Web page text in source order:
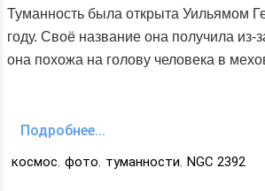
Туманность была открыта Уильямом
году. Своё название она получила из-
она похожа на голову человека в
Подробнее...
космос, фото, туманности, NGC 2392